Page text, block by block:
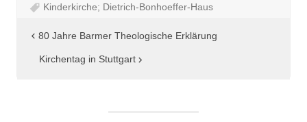
Kinderkirche; Dietrich-Bonhoeffer-Haus
Beitragsnavigation
80 Jahre Barmer Theologische Erklärung
Kirchentag in Stuttgart